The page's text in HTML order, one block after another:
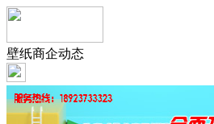
壁纸商企动态